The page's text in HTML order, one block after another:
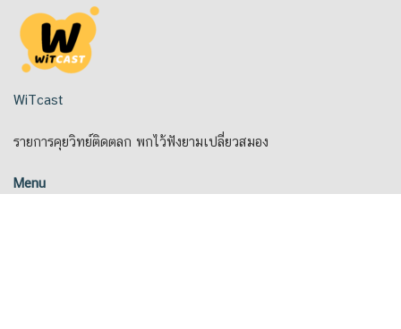
content
WiTcast
รายการคุยวิทย์ติดตลก พกไว้ฟังยามเปลี่ยวสมอง
Menu